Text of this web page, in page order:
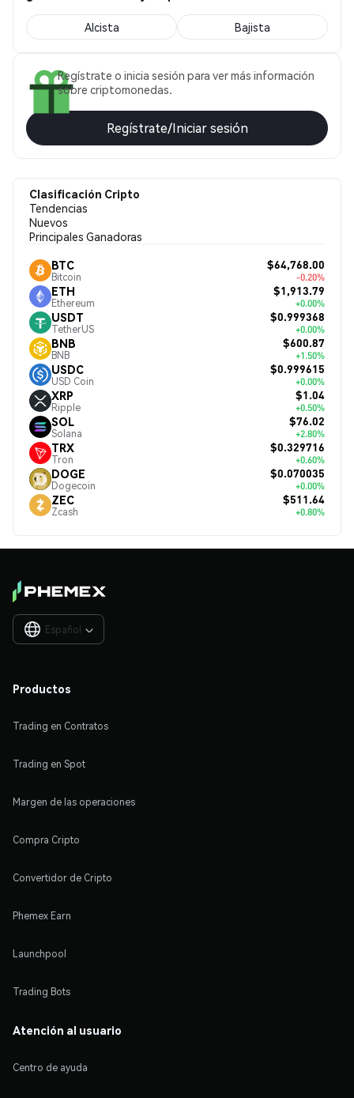
Alcista Bajista
Regístrate o inicia sesión para ver más información
sobre criptomonedas.
Regístrate/Iniciar sesión
Clasificación Cripto
Tendencias
Nuevos
Principales Ganadoras
BTC
Bitcoin
$64,768.00
-0.20%
ETH
Ethereum
$1,913.79
+0.00%
USDT
TetherUS
$0.999368
+0.00%
BNB
BNB
$600.87
+1.50%
USDC
USD Coin
$0.999615
+0.00%
XRP
Ripple
$1.04
+0.50%
SOL
Solana
$76.02
+2.80%
TRX
Tron
$0.329716
+0.60%
DOGE
Dogecoin
$0.070035
+0.00%
ZEC
Zcash
$511.64
+0.80%
Español 
Productos
Trading en Contratos
Trading en Spot
Margen de las operaciones
Compra Cripto
Convertidor de Cripto
Phemex Earn
Launchpool
Trading Bots
Atención al usuario
Centro de ayuda